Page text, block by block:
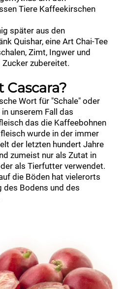
Tiere Kaffeekirschen
später aus den
Quishar, eine Art Chai-Tee
Zimt, Ingwer und
Zucker zubereitet.
Cascara?
Wort für "Schale" oder
unserem Fall das
das die Kaffeebohnen
wurde in der immer
der letzten hundert Jahre
zumeist nur als Zutat in
als Tierfutter verwendet.
die Böden hat vielerorts
des Bodens und des